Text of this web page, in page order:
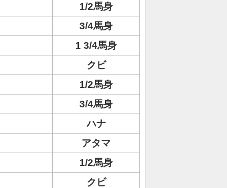
1/2馬身
3/4馬身
1 3/4馬身
クビ
1/2馬身
3/4馬身
ハナ
アタマ
1/2馬身
クビ